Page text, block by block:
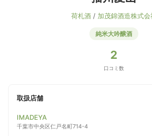
荷札酒/ 加茂錦酒造株式会
純米大吟醸酒
2
口コミ数
取扱店舗
IMADEYA
千葉市中央区仁戸名町714-4